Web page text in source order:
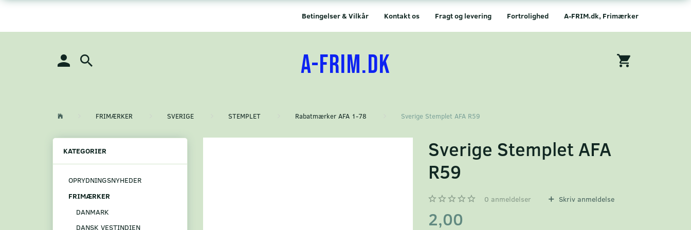
A-FRIM.dk, Frimærker
Fortrolighed
Fragt og levering
Kontakt os
Betingelser & Vilkår
A-FRIM.DK
FRIMÆRKER SVERIGE STEMPLET Rabatmærker AFA 1-78 Sverige Stemplet AFA R59
KATEGORIER
OPRYDNINGSNYHEDER
FRIMÆRKER
DANMARK
DANSK VESTINDIEN
Sverige Stemplet AFA
R59
0 anmeldelser Skriv anmeldelse
2,00